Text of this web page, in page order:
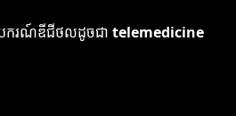
បករណ៍ឌីជីថលដូចជា telemedicine